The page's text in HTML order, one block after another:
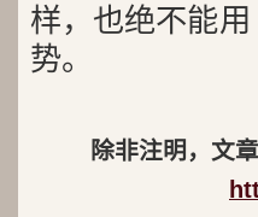
样，也绝不能
势。
除非注明，文